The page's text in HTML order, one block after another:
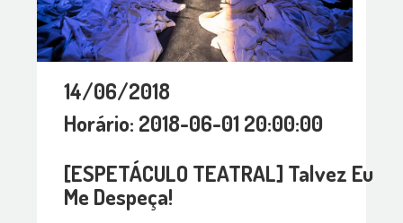
14/06/2018
Horário: 2018-06-01 20:00:00
[ESPETÁCULO TEATRAL] Talvez Eu
Me Despeça!